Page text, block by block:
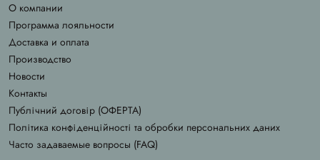
О компании
Программа лояльности
Доставка и оплата
Производство
Новости
Контакты
Публічний договір (ОФЕРТА)
Політика конфіденційності та обробки персональних даних
Часто задаваемые вопросы (FAQ)